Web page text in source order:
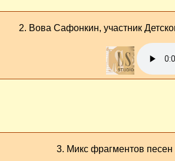
2. Вова Сафонкин, участник
3. Микс фрагментов